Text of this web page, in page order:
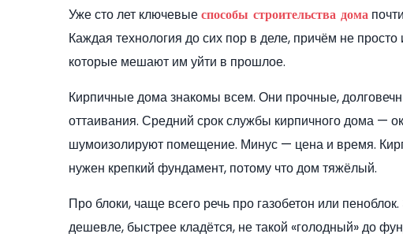
Уже сто лет ключевыеспособы строительства дома
Каждая технология до сих пор в деле, причём не
которые мешают им уйти в прошлое.
Кирпичные дома знакомы всем. Они прочные,
оттаивания. Средний срок службы кирпичного дома —
шумоизолируют помещение. Минус — цена и время.
нужен крепкий фундамент, потому что дом тяжёлый.
Про блоки, чаще всего речь про газобетон или
дешевле, быстрее кладётся, не такой «голодный» до